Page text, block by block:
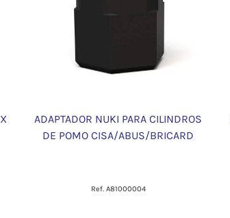
ADAPTADOR NUKI PARA CILINDROS
DE POMO CISA/ABUS/BRICARD
Ref. A81000004